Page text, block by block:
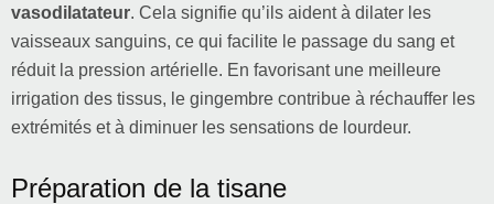
vasodilatateur. Cela signifie qu’ils aident à dilater les
vaisseaux sanguins, ce qui facilite le passage du sang et
réduit la pression artérielle. En favorisant une meilleure
irrigation des tissus, le gingembre contribue à réchauffer les
extrémités et à diminuer les sensations de lourdeur.
Préparation de la tisane